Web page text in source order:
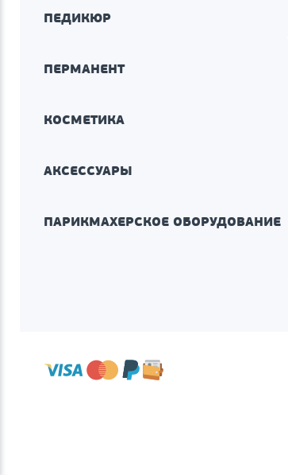
ПЕДИКЮР
ПЕРМАНЕНТ
КОСМЕТИКА
АКСЕССУАРЫ
ПАРИКМАХЕРСКОЕ ОБОРУДОВАНИЕ